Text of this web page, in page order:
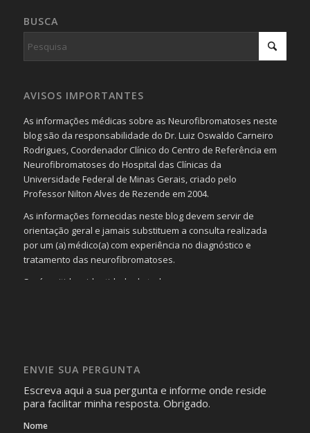
BUSCA
AVISOS IMPORTANTES
As informações médicas sobre as Neurofibromatoses neste
blog são da responsabilidade do Dr. Luiz Oswaldo Carneiro
Rodrigues, Coordenador Clínico do Centro de Referência em
Neurofibromatoses do Hospital das Clínicas da
Universidade Federal de Minas Gerais, criado pelo
Professor Nilton Alves de Rezende em 2004.
As informações fornecidas neste blog devem servir de
orientação geral e jamais substituem a consulta realizada
por um (a) médico(a) com experiência no diagnóstico e
tratamento das neurofibromatoses.
Será omitida a identidade de todas as pessoas que
identificação da pessoa fotografada.
ENVIE SUA PERGUNTA
Escreva aqui a sua pergunta e informe onde reside
para facilitar minha resposta. Obrigado.
Nome